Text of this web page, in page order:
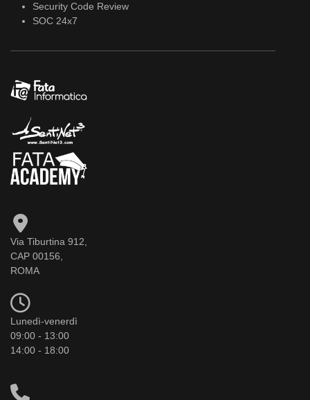
Security Code Review
SOC 24x7
Via Tiburtina 912,
CAP 00156,
ROMA
Lunedì-venerdì
09:00 - 13:00
14:00 - 18:00